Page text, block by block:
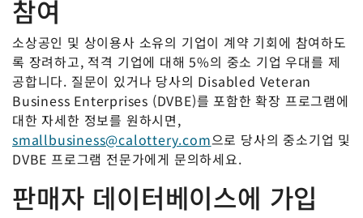
참여
소상공인 및 상이용사 소유의 기업이 계약 기회에 참여하도
록 장려하고, 적격 기업에 대해 5%의 중소 기업 우대를 제
공합니다. 질문이 있거나 당사의 Disabled Veteran
Business Enterprises (DVBE)를 포함한 확장 프로그램에
대한 자세한 정보를 원하시면,
smallbusiness@calottery.com으로 당사의 중소기업 및
DVBE 프로그램 전문가에게 문의하세요.
판매자 데이터베이스에 가입